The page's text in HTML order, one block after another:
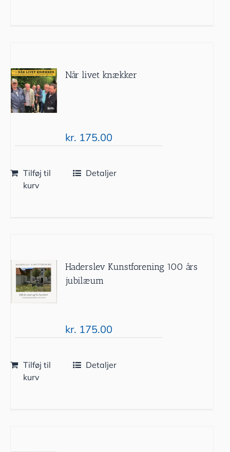
Når livet knækker
kr. 175.00
Tilføj til
kurv
Detaljer
Haderslev Kunstforening 100 års
jubilæum
kr. 175.00
Tilføj til
kurv
Detaljer